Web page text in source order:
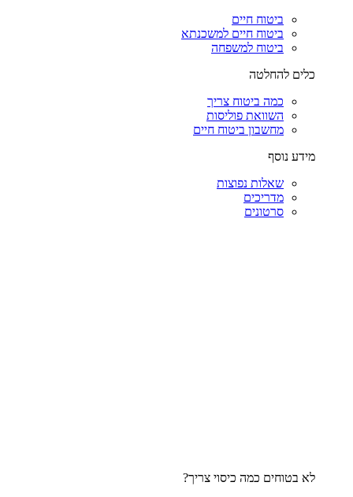
ביטוח חיים
ביטוח חיים למשכנתא
ביטוח למשפחה
כלים להחלטה
כמה ביטוח צריך
השוואת פוליסות
מחשבון ביטוח חיים
מידע נוסף
שאלות נפוצות
מדריכים
סרטונים
לא בטוחים כמה כיסוי צריך?